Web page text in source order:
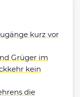
kurz vor
Grüger im
kein
die